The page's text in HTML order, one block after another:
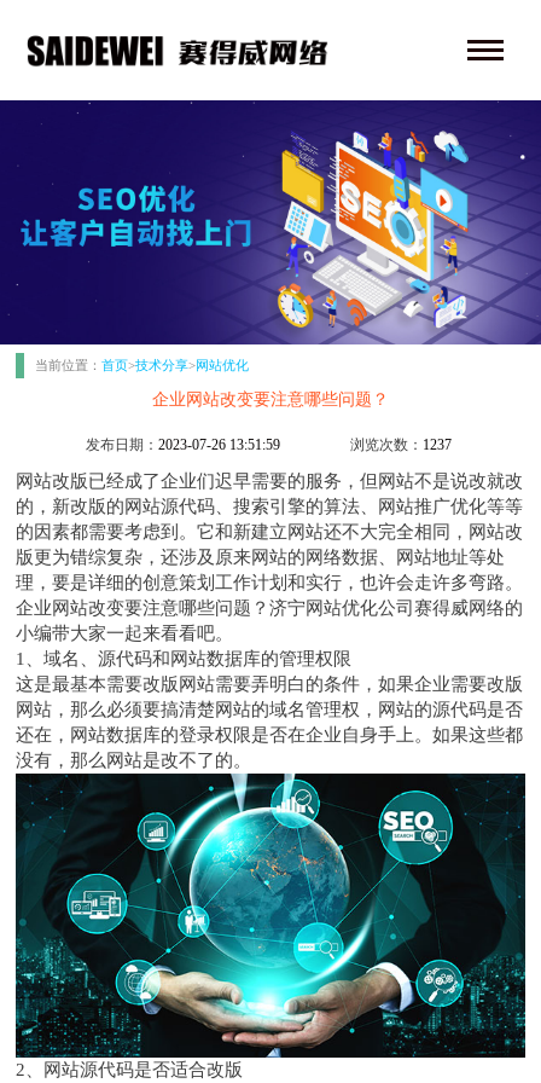
当前位置：首页>技术分享>网站优化
企业网站改变要注意哪些问题？
发布日期：2023-07-26 13:51:59 浏览次数： 1237
网站改版已经成了企业们迟早需要的服务，但网站不是说改就改
的，新改版的网站源代码、搜索引擎的算法、 网站推广优化等等
的因素都需要考虑到。它和新建立网站还不大完全相同，网站改
版更为错综复杂，还涉及原来网站的网络数据、网站地址等处
理，要是详细的创意策划工作计划和实行，也许会走许多弯路。
企业网站改变要注意哪些问题？济宁网站优化公司赛得威网络的
小编带大家一起来看看吧。
1、域名、源代码和网站数据库的管理权限
这是最基本需要改版网站需要弄明白的条件，如果企业需要改版
网站，那么必须要搞清楚网站的域名管理权，网站的源代码是否
还在，网站数据库的登录权限是否在企业自身手上。如果这些都
没有，那么网站是改不了的。
2、网站源代码是否适合改版